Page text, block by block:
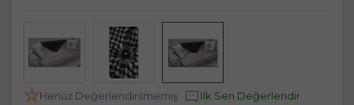
Henüz Değerlendirilmemiş İlk Sen Değerlendir